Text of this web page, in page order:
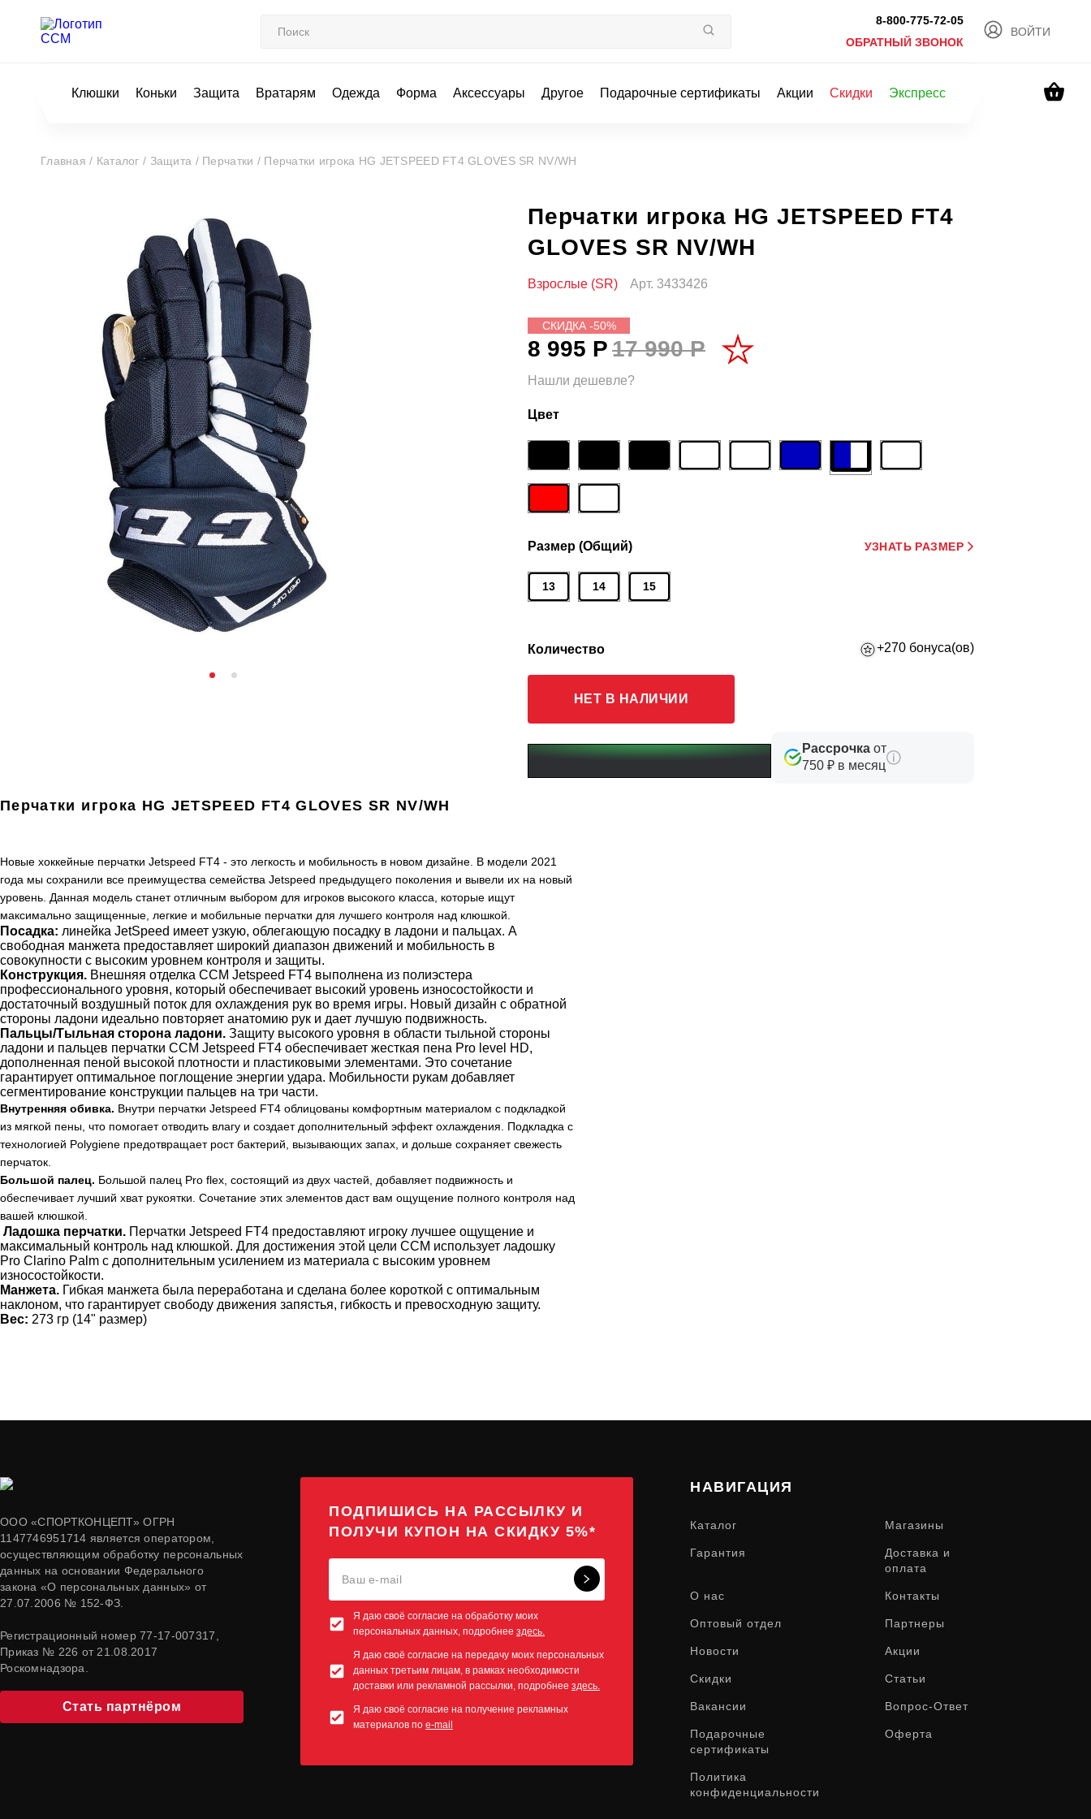
8-800-775-72-05
ОБРАТНЫЙ ЗВОНОК
ВОЙТИ
Клюшки Коньки Защита Вратарям Одежда Форма Аксессуары Другое Подарочные сертификаты Акции Скидки Экспресс
Главная / Каталог / Защита / Перчатки / Перчатки игрока HG JETSPEED FT4 GLOVES SR NV/WH
Перчатки игрока HG JETSPEED FT4
GLOVES SR NV/WH
Взрослые (SR) Арт. 3433426
СКИДКА -50%
8 995 Р17 990 Р
Нашли дешевле?
Цвет
Размер (Общий) УЗНАТЬ РАЗМЕР
13 14 15
Количество +270 бонуса(ов)
НЕТ В НАЛИЧИИ
Рассрочка от
750 ₽ в месяц
Перчатки игрока HG JETSPEED FT4 GLOVES SR NV/WH
Новые хоккейные перчатки Jetspeed FT4 - это легкость и мобильность в новом дизайне. В модели 2021
года мы сохранили все преимущества семейства Jetspeed предыдущего поколения и вывели их на новый
уровень. Данная модель станет отличным выбором для игроков высокого класса, которые ищут
максимально защищенные, легкие и мобильные перчатки для лучшего контроля над клюшкой.
Посадка: линейка JetSpeed имеет узкую, облегающую посадку в ладони и пальцах. А
свободная манжета предоставляет широкий диапазон движений и мобильность в
совокупности с высоким уровнем контроля и защиты.
Конструкция. Внешняя отделка CCM Jetspeed FT4 выполнена из полиэстера
профессионального уровня, который обеспечивает высокий уровень износостойкости и
достаточный воздушный поток для охлаждения рук во время игры. Новый дизайн с обратной
стороны ладони идеально повторяет анатомию рук и дает лучшую подвижность.
Пальцы/Тыльная сторона ладони. Защиту высокого уровня в области тыльной стороны
ладони и пальцев перчатки CCM Jetspeed FT4 обеспечивает жесткая пена Pro level HD,
дополненная пеной высокой плотности и пластиковыми элементами. Это сочетание
гарантирует оптимальное поглощение энергии удара. Мобильности рукам добавляет
сегментирование конструкции пальцев на три части.
Внутренняя обивка. Внутри перчатки Jetspeed FT4 облицованы комфортным материалом с подкладкой
из мягкой пены, что помогает отводить влагу и создает дополнительный эффект охлаждения. Подкладка с
технологией Polygiene предотвращает рост бактерий, вызывающих запах, и дольше сохраняет свежесть
перчаток.
Большой палец. Большой палец Pro flex, состоящий из двух частей, добавляет подвижность и
обеспечивает лучший хват рукоятки. Сочетание этих элементов даст вам ощущение полного контроля над
вашей клюшкой.
Ладошка перчатки. Перчатки Jetspeed FT4 предоставляют игроку лучшее ощущение и
максимальный контроль над клюшкой. Для достижения этой цели CCM использует ладошку
Pro Clarino Palm с дополнительным усилением из материала с высоким уровнем
износостойкости.
Манжета. Гибкая манжета была переработана и сделана более короткой с оптимальным
наклоном, что гарантирует свободу движения запястья, гибкость и превосходную защиту.
Вес: 273 гр (14" размер)
ООО «СПОРТКОНЦЕПТ» ОГРН
1147746951714 является оператором,
осуществляющим обработку персональных
данных на основании Федерального
закона «О персональных данных» от
27.07.2006 № 152-ФЗ.
Регистрационный номер 77-17-007317,
Приказ № 226 от 21.08.2017
Роскомнадзора.
Стать партнёром
ПОДПИШИСЬ НА РАССЫЛКУ И
ПОЛУЧИ КУПОН НА СКИДКУ 5%*
Я даю своё согласие на обработку моих
персональных данных, подробнее здесь.
Я даю своё согласие на передачу моих персональных
данных третьим лицам, в рамках необходимости
доставки или рекламной рассылки, подробнее здесь.
Я даю своё согласие на получение рекламных
материалов по e-mail
НАВИГАЦИЯ
Каталог Магазины
Гарантия
Доставка и
оплата
О нас Контакты
Оптовый отдел Партнеры
Новости Акции
Скидки Статьи
Вакансии Вопрос-Ответ
Подарочные
сертификаты
Оферта
Политика
конфиденциальности